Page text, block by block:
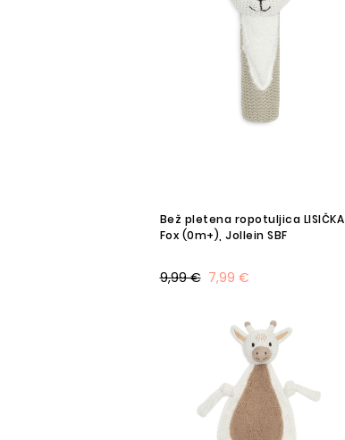
Bež pletena ropotuljica LISIČKA
Fox (0m+), Jollein SBF
7,99 €
9,99 €